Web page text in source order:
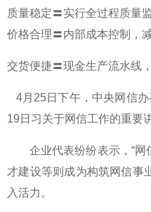
质量稳定〓实行全过程质量
价格合理〓内部成本控制，
交货便捷〓现金生产流水线
4月25日下午，中央网信
19日习关于网信工作的重要
企业代表纷纷表示，“网信
才建设等则成为构筑网信事
入活力。